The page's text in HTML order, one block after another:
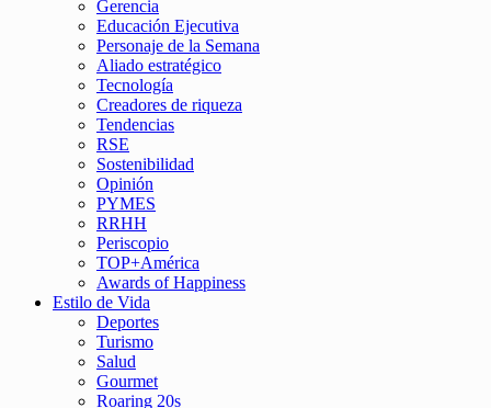
Gerencia
Educación Ejecutiva
Personaje de la Semana
Aliado estratégico
Tecnología
Creadores de riqueza
Tendencias
RSE
Sostenibilidad
Opinión
PYMES
RRHH
Periscopio
TOP+América
Awards of Happiness
Estilo de Vida
Deportes
Turismo
Salud
Gourmet
Roaring 20s